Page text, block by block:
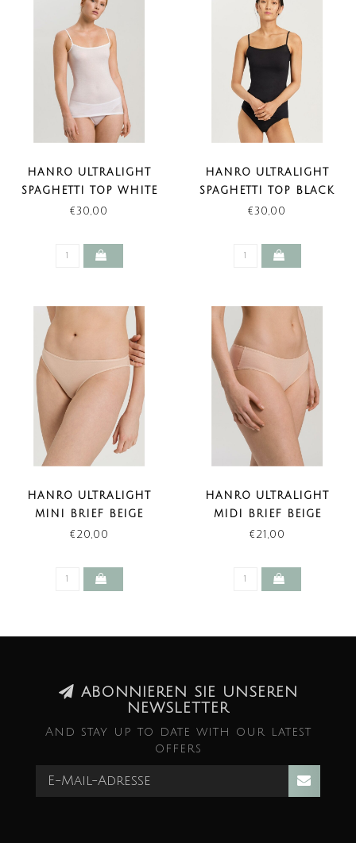
HANRO ULTRALIGHT
SPAGHETTI TOP WHITE
€30,00
HANRO ULTRALIGHT
SPAGHETTI TOP BLACK
€30,00
HANRO ULTRALIGHT
MINI BRIEF BEIGE
€20,00
HANRO ULTRALIGHT
MIDI BRIEF BEIGE
€21,00
ABONNIEREN SIE UNSEREN
NEWSLETTER
And stay up to date with our latest
offers